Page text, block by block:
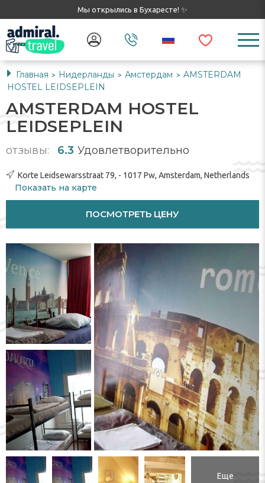
Мы открылись в Бухаресте! ✨
Главная > Нидерланды > Амстердам > AMSTERDAM
HOSTEL LEIDSEPLEIN
AMSTERDAM HOSTEL
LEIDSEPLEIN
отзывы: 6.3 Удовлетворительно
Korte Leidsewarsstraat 79, - 1017 Pw, Amsterdam, Netherlands
Показать на карте
ПОСМОТРЕТЬ ЦЕНУ
Еще